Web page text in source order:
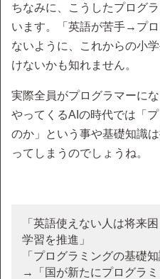
ちなみに、こうしたプログ
います。「英語が苦手→プ
ないように、これからの小
けないかも知れません。
実際全員がプログラマーに
やってくるAIの時代では「
のか」という事や基礎知識
ってしまうのでしょうね。
「英語使えない人は将来
学習を推進」
「プログラミングの基礎
→「国が新たにプログラミ